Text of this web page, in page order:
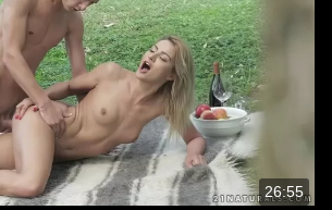
26:55